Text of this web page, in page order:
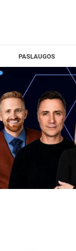
PASLAUGOS